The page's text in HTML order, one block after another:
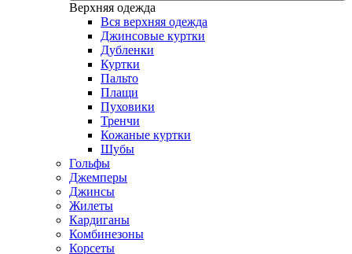
Верхняя одежда
Вся верхняя одежда
Джинсовые куртки
Дубленки
Куртки
Пальто
Плащи
Пуховики
Тренчи
Кожаные куртки
Шубы
Гольфы
Джемперы
Джинсы
Жилеты
Кардиганы
Комбинезоны
Корсеты